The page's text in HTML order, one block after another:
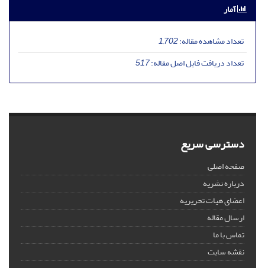
آمار
تعداد مشاهده مقاله:1,702
تعداد دریافت فایل اصل مقاله:517
دسترسی سریع
صفحه اصلی
درباره نشریه
اعضای هیات تحریریه
ارسال مقاله
تماس با ما
نقشه سایت